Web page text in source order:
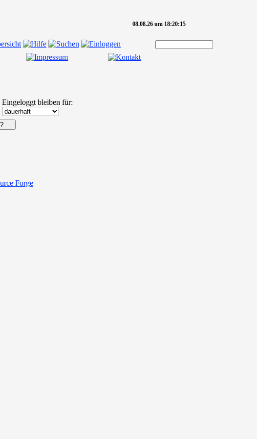
08.08.26 um 18:20:15
Eingeloggt bleiben für: